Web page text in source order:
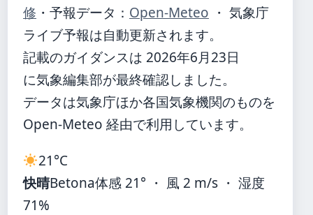
修 ・ 予報データ： Open-Meteo ・ 気象庁
ライブ予報は自動更新されます。
記載のガイダンスは 2026年6月23日
に気象編集部が最終確認しました。
データは気象庁ほか各国気象機関のものを
Open-Meteo 経由で利用しています。
21°C
快晴Betona体感 21° ・ 風 2 m/s ・ 湿度
71%